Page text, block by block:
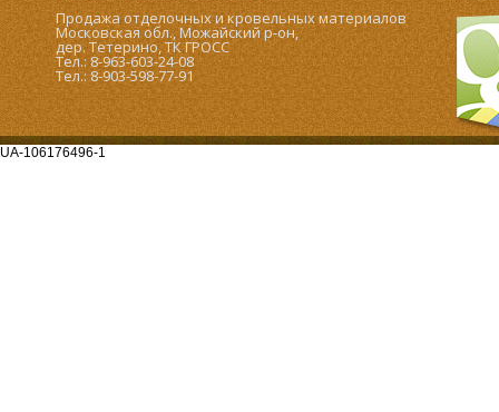
Продажа отделочных и кровельных материалов
Московская обл., Можайский р-он,
дер. Тетерино, ТК ГРОСС
Тел.: 8-963-603-24-08
Тел.: 8-903-598-77-91
UA-106176496-1